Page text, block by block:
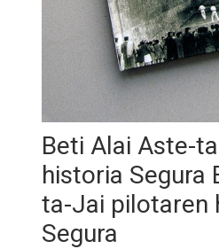
Beti Alai Aste-
historia Segura
ta-Jai pilotaren
Segura